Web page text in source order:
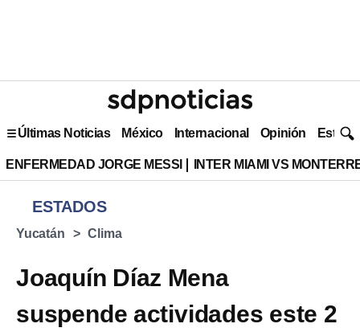
Últimas Noticias México Internacional Opinión Estilo
ENFERMEDAD JORGE MESSI INTER MIAMI VS
ESTADOS
Yucatán Clima
Joaquín Díaz Mena
suspende actividades este 2